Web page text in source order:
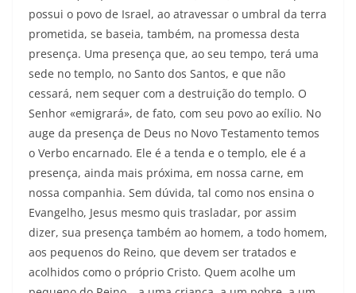
possui o povo de Israel, ao atravessar o umbral da terra
prometida, se baseia, também, na promessa desta
presença. Uma presença que, ao seu tempo, terá uma
sede no templo, no Santo dos Santos, e que não
cessará, nem sequer com a destruição do templo. O
Senhor «emigrará», de fato, com seu povo ao exílio. No
auge da presença de Deus no Novo Testamento temos
o Verbo encarnado. Ele é a tenda e o templo, ele é a
presença, ainda mais próxima, em nossa carne, em
nossa companhia. Sem dúvida, tal como nos ensina o
Evangelho, Jesus mesmo quis trasladar, por assim
dizer, sua presença também ao homem, a todo homem,
aos pequenos do Reino, que devem ser tratados e
acolhidos como o próprio Cristo. Quem acolhe um